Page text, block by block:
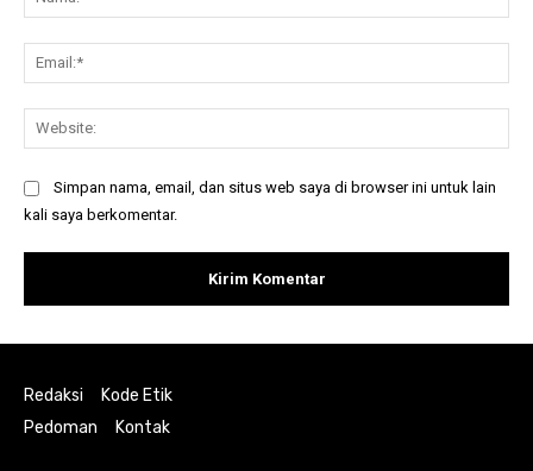
Simpan nama, email, dan situs web saya di browser ini untuk lain
kali saya berkomentar.
Redaksi
Kode Etik
Pedoman
Kontak